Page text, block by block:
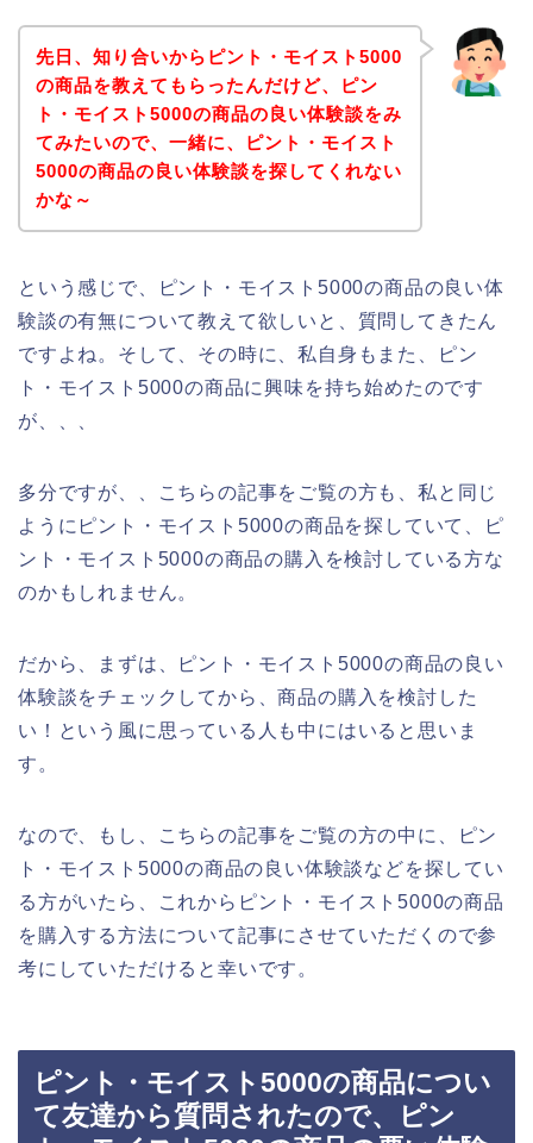
先日、知り合いからピント・モイスト5000
の商品を教えてもらったんだけど、ピン
ト・モイスト5000の商品の良い体験談をみ
てみたいので、一緒に、ピント・モイスト
5000の商品の良い体験談を探してくれない
かな～
という感じで、ピント・モイスト5000の商品の良い体
験談の有無について教えて欲しいと、質問してきたん
ですよね。そして、その時に、私自身もまた、ピン
ト・モイスト5000の商品に興味を持ち始めたのです
が、、、
多分ですが、、こちらの記事をご覧の方も、私と同じ
ようにピント・モイスト5000の商品を探していて、ピ
ント・モイスト5000の商品の購入を検討している方な
のかもしれません。
だから、まずは、ピント・モイスト5000の商品の良い
体験談をチェックしてから、商品の購入を検討した
い！という風に思っている人も中にはいると思いま
す。
なので、もし、こちらの記事をご覧の方の中に、ピン
ト・モイスト5000の商品の良い体験談などを探してい
る方がいたら、これからピント・モイスト5000の商品
を購入する方法について記事にさせていただくので参
考にしていただけると幸いです。
ピント・モイスト5000の商品につい
て友達から質問されたので、ピン